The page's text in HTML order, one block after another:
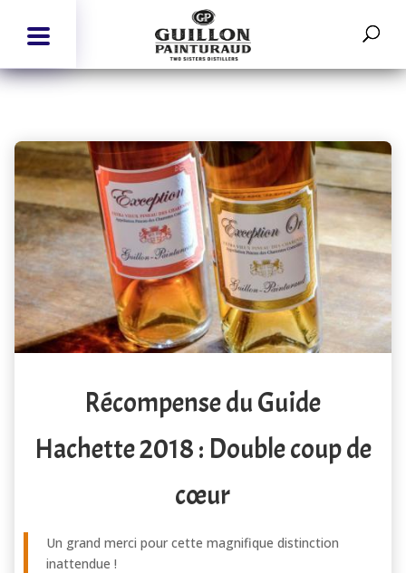
Récompense du Guide
Hachette 2018 : Double coup de
cœur
Un grand merci pour cette magnifique distinction
inattendue !